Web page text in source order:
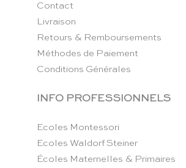
Contact
Livraison
Retours & Remboursements
Méthodes de Paiement
Conditions Générales
INFO PROFESSIONNELS
Ecoles Montessori
Ecoles Waldorf Steiner
Écoles Maternelles & Primaires